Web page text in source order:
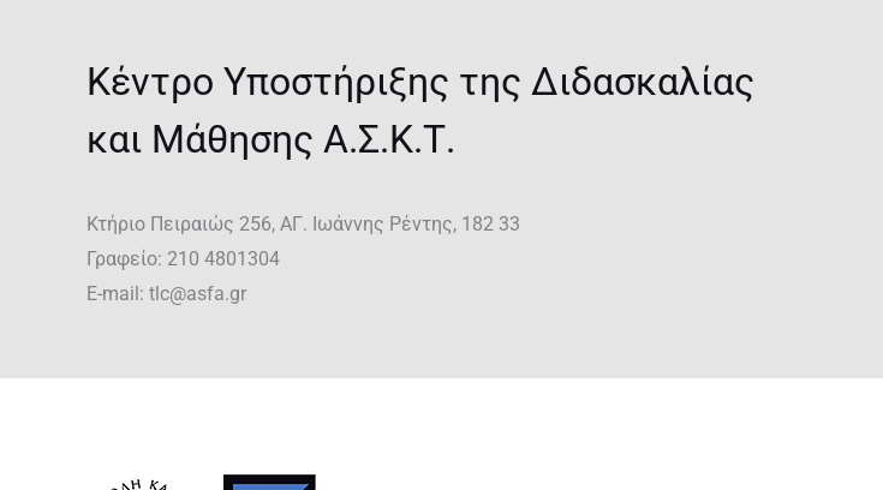
Κέντρο Υποστήριξης της Διδασκαλίας
και Μάθησης Α.Σ.Κ.Τ.
Κτήριο Πειραιώς 256, ΑΓ. Ιωάννης Ρέντης, 182 33
Γραφείο: 210 4801304
E-mail: tlc@asfa.gr